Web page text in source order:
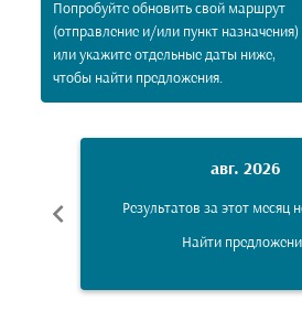
Попробуйте обновить свой маршрут
(отправление и/или пункт назначения)
или укажите отдельные даты ниже,
чтобы найти предложения.
chevron_left
авг. 2026
Результатов за этот месяц
Найти